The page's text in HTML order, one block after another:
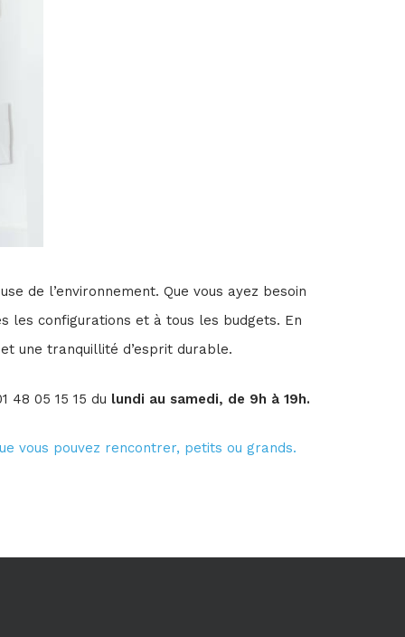
de l’environnement. Que vous ayez besoin
les configurations et à tous les budgets. En
une tranquillité d’esprit durable.
48 05 15 15 du lundi au samedi, de 9h à 19h.
vous pouvez rencontrer, petits ou grands.